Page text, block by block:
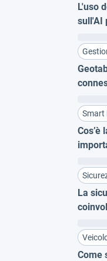
L'uso
sull'AI
Smart
Cos’è
La
Come